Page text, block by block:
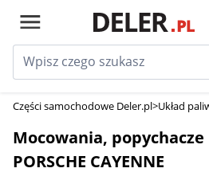
Części samochodowe Deler.pl>Układ
Mocowania,
PORSCHE CAYENNE